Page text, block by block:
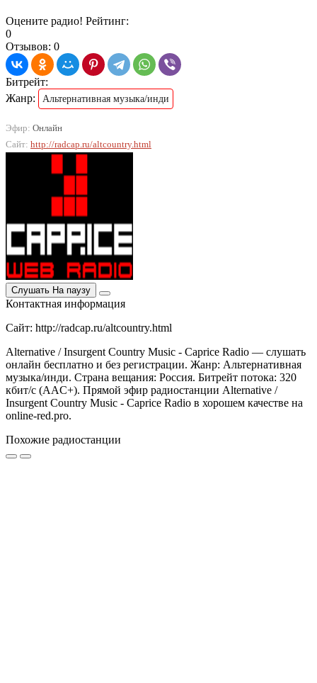
Оцените радио! Рейтинг:
0
Отзывов: 0
Битрейт:
Жанр:
Альтернативная музыка/инди
Эфир: Онлайн
Сайт: http://radcap.ru/altcountry.html
Слушать На паузу
Контактная информация
Сайт: http://radcap.ru/altcountry.html
Alternative / Insurgent Country Music - Caprice Radio — слушать
онлайн бесплатно и без регистрации. Жанр: Альтернативная
музыка/инди. Страна вещания: Россия. Битрейт потока: 320
кбит/с (AAC+). Прямой эфир радиостанции Alternative /
Insurgent Country Music - Caprice Radio в хорошем качестве на
online-red.pro.
Похожие радиостанции